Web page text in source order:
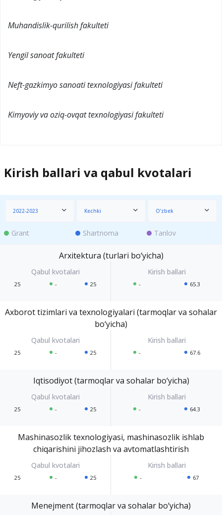
Muhandislik-qurilish fakulteti
Yengil sanoat fakulteti
Neft-gazkimyo sanoati texnologiyasi fakulteti
Kimyoviy va oziq-ovqat texnologiyasi fakulteti
Kirish ballari va qabul kvotalari
2022-2023 Kechki O‘zbek
Grant Shartnoma Tanlov
Arxitektura (turlari bo‘yicha)
25 - 25 - 65.3
Axborot tizimlari va texnologiyalari (tarmoqlar va sohalar
bo‘yicha)
25 - 25 - 67.6
Iqtisodiyot (tarmoqlar va sohalar bo‘yicha)
25 - 25 - 64.3
Mashinasozlik texnologiyasi, mashinasozlik ishlab
chiqarishini jihozlash va avtomatlashtirish
25 - 25 - 67
Menejment (tarmoqlar va sohalar bo‘yicha)